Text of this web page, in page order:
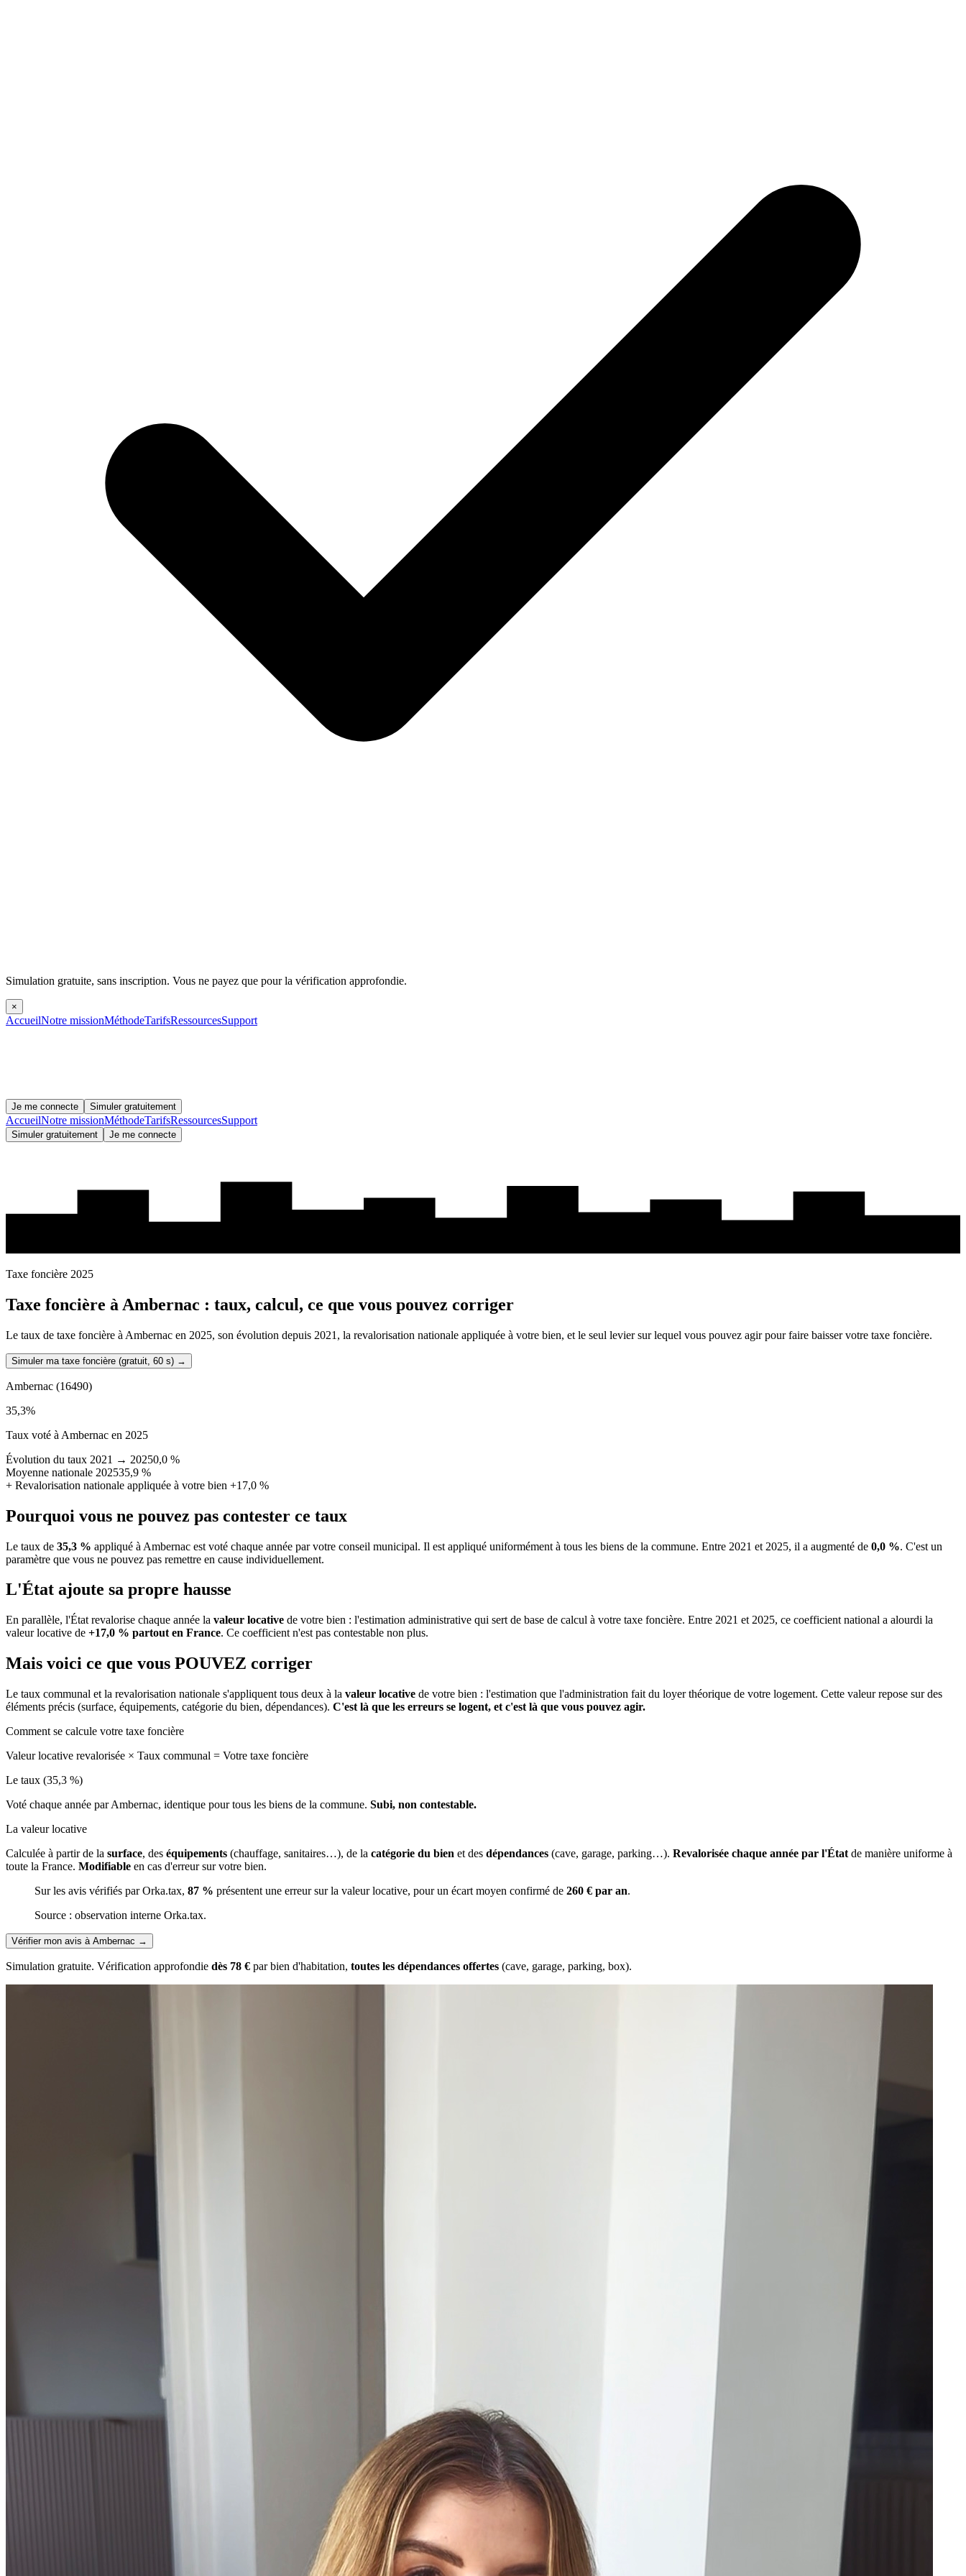
Simulation gratuite, sans inscription. Vous ne payez que pour la vérification approfondie.
×
AccueilNotre missionMéthodeTarifsRessourcesSupport
Je me connecte Simuler gratuitement
AccueilNotre missionMéthodeTarifsRessourcesSupport
Simuler gratuitement Je me connecte
Taxe foncière 2025
Taxe foncière à Ambernac : taux, calcul, ce que vous pouvez corriger
Le taux de taxe foncière à Ambernac en 2025, son évolution depuis 2021, la revalorisation nationale appliquée à votre bien, et le seul levier sur lequel vous pouvez agir pour faire baisser votre taxe foncière.
Simuler ma taxe foncière (gratuit, 60 s) →
Ambernac (16490)
35,3%
Taux voté à Ambernac en 2025
Évolution du taux 2021 → 20250,0 %
Moyenne nationale 202535,9 %
+ Revalorisation nationale appliquée à votre bien +17,0 %
Pourquoi vous ne pouvez pas contester ce taux
Le taux de 35,3 % appliqué à Ambernac est voté chaque année par votre conseil municipal. Il est appliqué uniformément à tous les biens de la commune. Entre 2021 et 2025, il a augmenté de 0,0 %. C'est un
paramètre que vous ne pouvez pas remettre en cause individuellement.
L'État ajoute sa propre hausse
En parallèle, l'État revalorise chaque année la valeur locative de votre bien : l'estimation administrative qui sert de base de calcul à votre taxe foncière. Entre 2021 et 2025, ce coefficient national a alourdi la
valeur locative de +17,0 % partout en France. Ce coefficient n'est pas contestable non plus.
Mais voici ce que vous POUVEZ corriger
Le taux communal et la revalorisation nationale s'appliquent tous deux à la valeur locative de votre bien : l'estimation que l'administration fait du loyer théorique de votre logement. Cette valeur repose sur des
éléments précis (surface, équipements, catégorie du bien, dépendances). C'est là que les erreurs se logent, et c'est là que vous pouvez agir.
Comment se calcule votre taxe foncière
Valeur locative revalorisée × Taux communal = Votre taxe foncière
Le taux (35,3 %)
Voté chaque année par Ambernac, identique pour tous les biens de la commune. Subi, non contestable.
La valeur locative
Calculée à partir de la surface, des équipements (chauffage, sanitaires…), de la catégorie du bien et des dépendances (cave, garage, parking…). Revalorisée chaque année par l'État de manière uniforme à
toute la France. Modifiable en cas d'erreur sur votre bien.
Sur les avis vérifiés par Orka.tax, 87 % présentent une erreur sur la valeur locative, pour un écart moyen confirmé de 260 € par an.
Source : observation interne Orka.tax.
Vérifier mon avis à Ambernac →
Simulation gratuite. Vérification approfondie dès 78 € par bien d'habitation, toutes les dépendances offertes (cave, garage, parking, box).